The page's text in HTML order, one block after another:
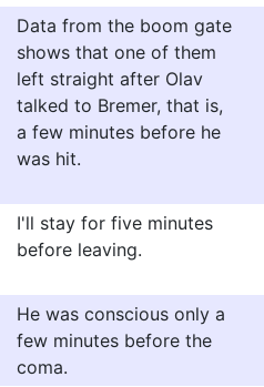
Data from the boom gate
shows that one of them
left straight after Olav
talked to Bremer, that is,
a few minutes before he
was hit.
I'll stay for five minutes
before leaving.
He was conscious only a
few minutes before the
coma.